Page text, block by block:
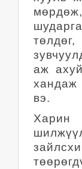
аж
хандаж
вэ.